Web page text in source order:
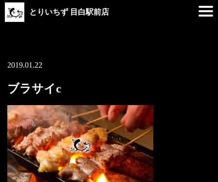
とりいちず 目白駅前店
2019.01.22
ブラサイc